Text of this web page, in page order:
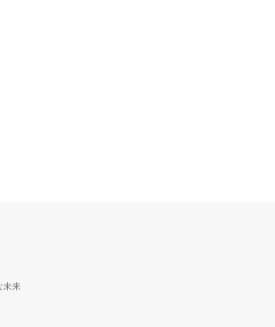
未来